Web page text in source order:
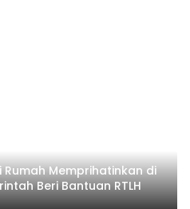
Rumah Memprihatinkan di
Beri Bantuan RTLH